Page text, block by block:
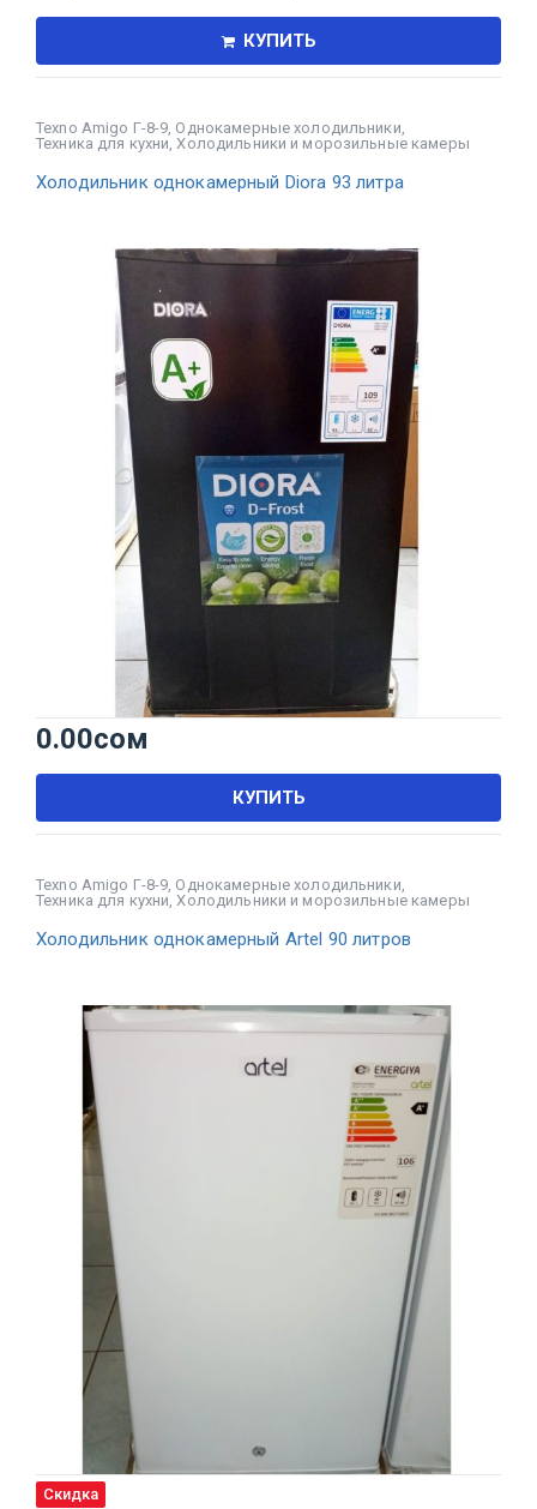
КУПИТЬ
Texno Amigo Г-8-9 Однокамерные холодильники
Техника для кухни ,Холодильники и морозильные камеры
Холодильник однокамерный Diora 93 литра
0.00сом
КУПИТЬ
Texno Amigo Г-8-9 Однокамерные холодильники
Техника для кухни ,Холодильники и морозильные камеры
Холодильник однокамерный Artel 90 литров
Скидка